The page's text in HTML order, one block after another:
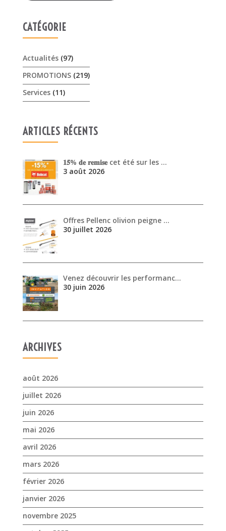
𝟏𝟓% 𝐝𝐞 𝐫𝐞𝐦𝐢𝐬𝐞 cet été sur les …
3 août 2026
Offres Pellenc olivion peigne …
30 juin 2026
ARCHIVES
août 2026
juillet 2026
mai 2026
mars 2026
février 2026
janvier 2026
novembre 2025
octobre 2025
septembre 2025
juillet 2025
avril 2025
mars 2025